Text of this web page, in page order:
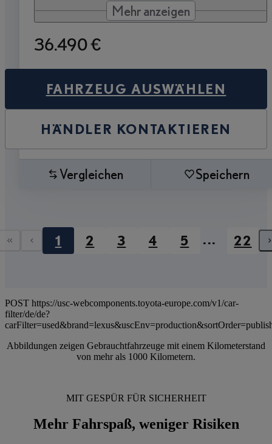
Mehr anzeigen
36.490 €
FAHRZEUG AUSWÄHLEN
HÄNDLER KONTAKTIEREN
Vergleichen Speichern
Erste Seite
Vorherige Seite
1 2 3 4 5 ... 22
POST https://usc-webcomponents.toyota-europe.com/v1/car-
filter/de/de?
Abbildungen zeigen Gebrauchtfahrzeuge mit einem Kilometerstand
von mehr als 1000 Kilometern.
MIT GESPÜR FÜR SICHERHEIT
Mehr Fahrspaß, weniger Risiken